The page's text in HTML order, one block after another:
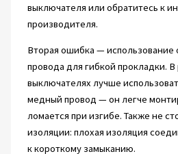
выключателя или обратитесь к
производителя.
Вторая ошибка — использование
провода для гибкой прокладки.
выключателях лучше
медный провод — он легче
ломается при изгибе. Также не
изоляции: плохая изоляция
к короткому замыканию.